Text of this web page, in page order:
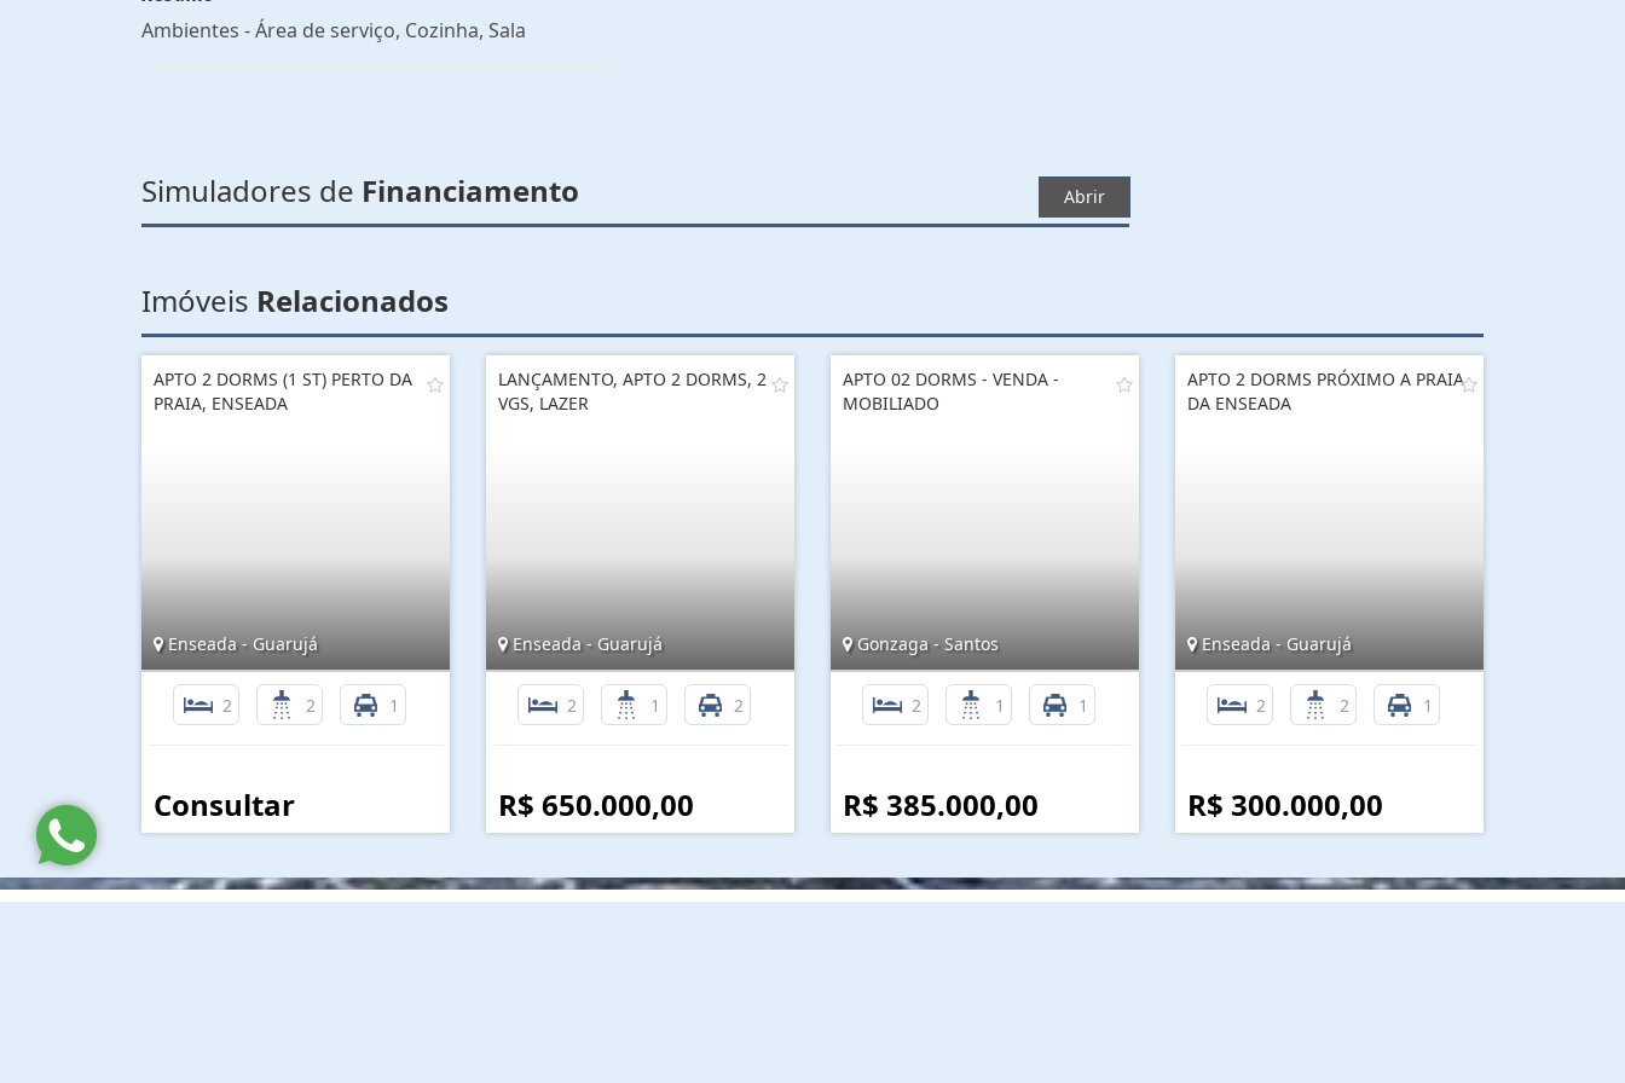
Ambientes - Área de serviço, Cozinha, Sala
Simuladores de Financiamento Abrir
Imóveis Relacionados
APTO 2 DORMS (1 ST) PERTO DA
PRAIA, ENSEADA
Enseada - Guarujá
2 2 1
Consultar
LANÇAMENTO, APTO 2 DORMS, 2
VGS, LAZER
Enseada - Guarujá
2 1 2
R$ 650.000,00
APTO 02 DORMS - VENDA -
MOBILIADO
Gonzaga - Santos
2 1 1
R$ 385.000,00
APTO 2 DORMS PRÓXIMO A PRAIA
DA ENSEADA
Enseada - Guarujá
2 2 1
R$ 300.000,00